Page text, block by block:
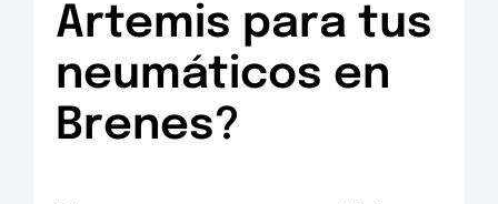
Artemis para tus
neumáticos en
Brenes?